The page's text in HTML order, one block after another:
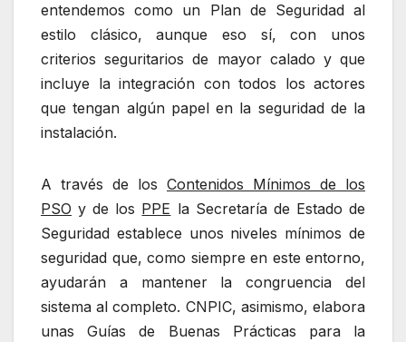
entendemos como un Plan de Seguridad al
estilo clásico, aunque eso sí, con unos
criterios seguritarios de mayor calado y que
incluye la integración con todos los actores
que tengan algún papel en la seguridad de la
instalación.
A través de los Contenidos Mínimos de los
PSO y de los PPE la Secretaría de Estado de
Seguridad establece unos niveles mínimos de
seguridad que, como siempre en este entorno,
ayudarán a mantener la congruencia del
sistema al completo. CNPIC, asimismo, elabora
unas Guías de Buenas Prácticas para la